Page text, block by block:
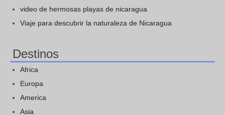
video de hermosas playas de nicaragua
Viaje para descubrir la naturaleza de Nicaragua
Destinos
Africa
Europa
America
Asia